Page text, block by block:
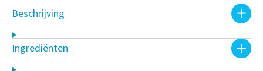
Beschrijving
Ingrediënten